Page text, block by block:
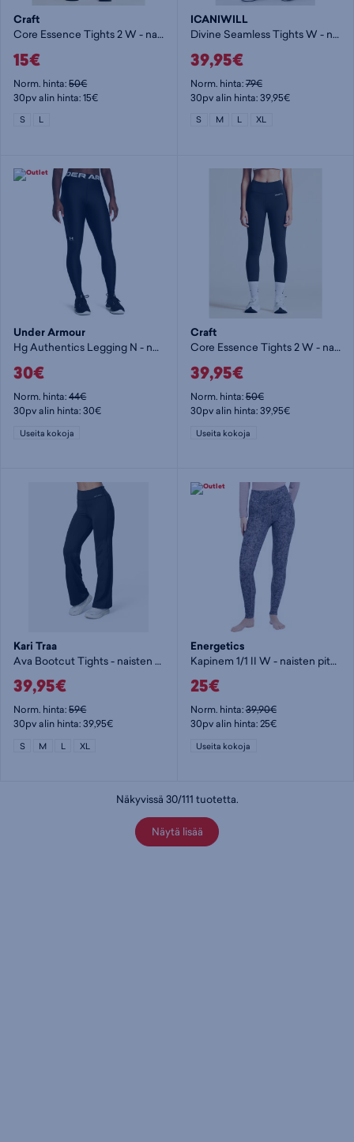
Craft
Core Essence Tights 2 W - naisten pitkät trikoot
15€
Norm. hinta:50€
30pv alin hinta: 15€
S L
ICANIWILL
Divine Seamless Tights W - naisten pitkät trikoot
39,95€
Norm. hinta:79€
30pv alin hinta: 39,95€
S M L XL
Under Armour
Hg Authentics Legging N - naisten pitkät trikoot
30€
Norm. hinta:44€
30pv alin hinta: 30€
Useita kokoja
Craft
Core Essence Tights 2 W - naisten pitkät trikoot
39,95€
Norm. hinta:50€
30pv alin hinta: 39,95€
Useita kokoja
Kari Traa
Ava Bootcut Tights - naisten pitkät trikoot
39,95€
Norm. hinta:59€
30pv alin hinta: 39,95€
S M L XL
Energetics
Kapinem 1/1 II W - naisten pitkät trikoot
25€
Norm. hinta:39,90€
30pv alin hinta: 25€
Useita kokoja
Näkyvissä 30/111 tuotetta.
Näytä lisää